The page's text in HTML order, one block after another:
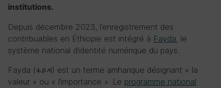
institutions.
Depuis décembre 2023, l’enregistrement des
contribuables en Éthiopie est intégré à Fayda, le
système national d’identité numérique du pays.
Fayda (ፋይዳ) est un terme amharique désignant « la
valeur » ou « l’importance ». Le programme national